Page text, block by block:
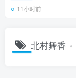
11小时前
北村舞香